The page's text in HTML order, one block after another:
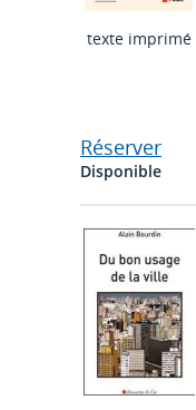
texte imprimé
Réserver
Disponible